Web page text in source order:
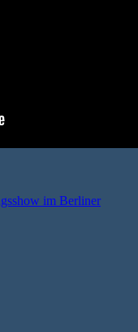
im Berliner